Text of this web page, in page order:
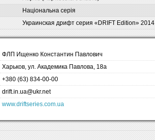
Національна серія
Украинская дрифт серия «DRIFT Edition» 2014
ФЛП Ищенко Константин Павлович
Харьков, ул. Академика Павлова, 18а
+380 (63) 834-00-00
drift.in.ua@ukr.net
www.driftseries.com.ua